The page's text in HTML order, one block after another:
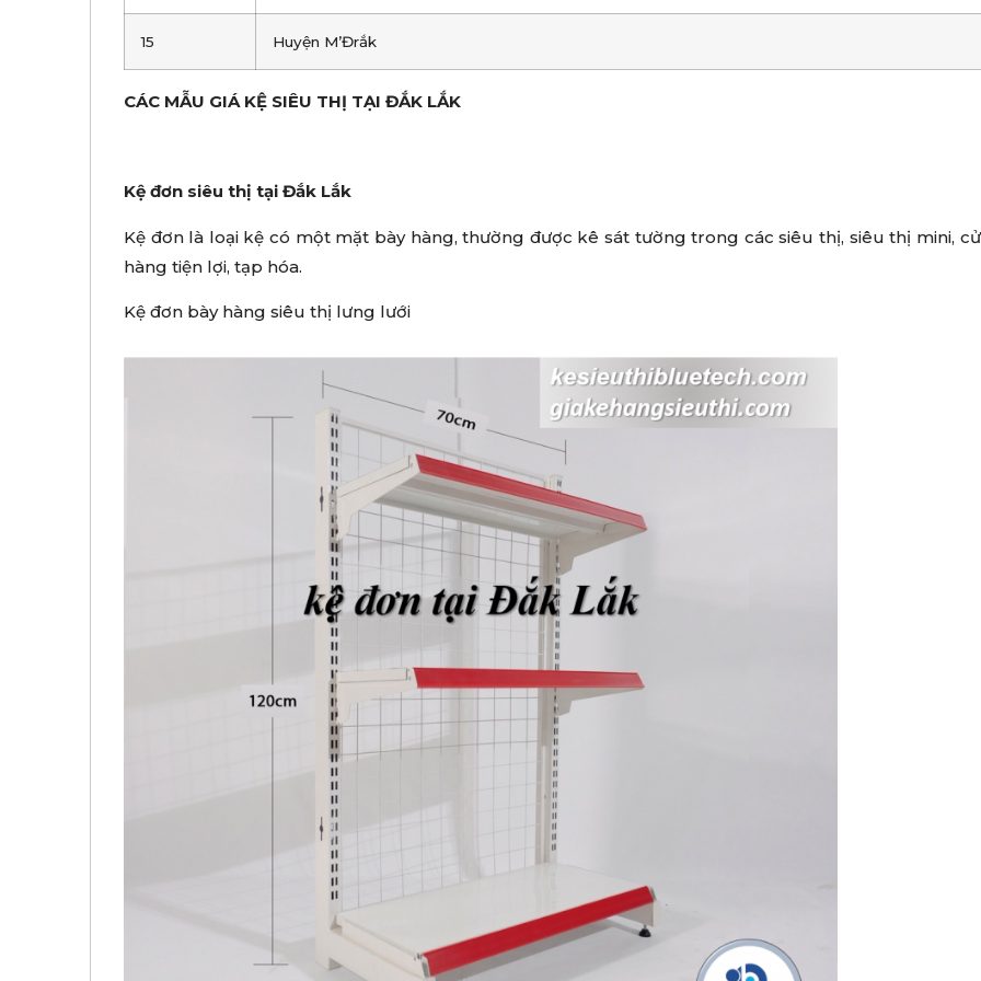
15 Huyện M’Đrắk
CÁC MẪU GIÁ KỆ SIÊU THỊ TẠI ĐẮK LẮK
Kệ đơn siêu thị tại Đắk Lắk
Kệ đơn là loại kệ có một mặt bày hàng, thường được kê sát tường trong các siêu thị, siêu thị mini,
hàng tiện lợi, tạp hóa.
Kệ đơn bày hàng siêu thị lưng lưới